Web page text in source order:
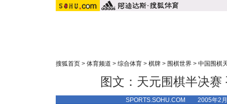
搜狐首页 > 体育频道 > 综合体育 > 棋牌 > 围棋世界 > 中国围棋
图文：天元围棋半决赛
SPORTS.SOHU.COM 2005年2